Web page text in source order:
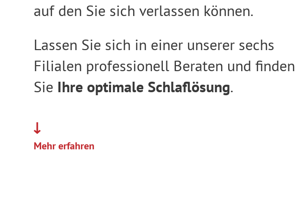
auf den Sie sich verlassen können.
Lassen Sie sich in einer unserer sechs
Filialen professionell Beraten und finden
Sie Ihre optimale Schlaflösung.
Mehr erfahren